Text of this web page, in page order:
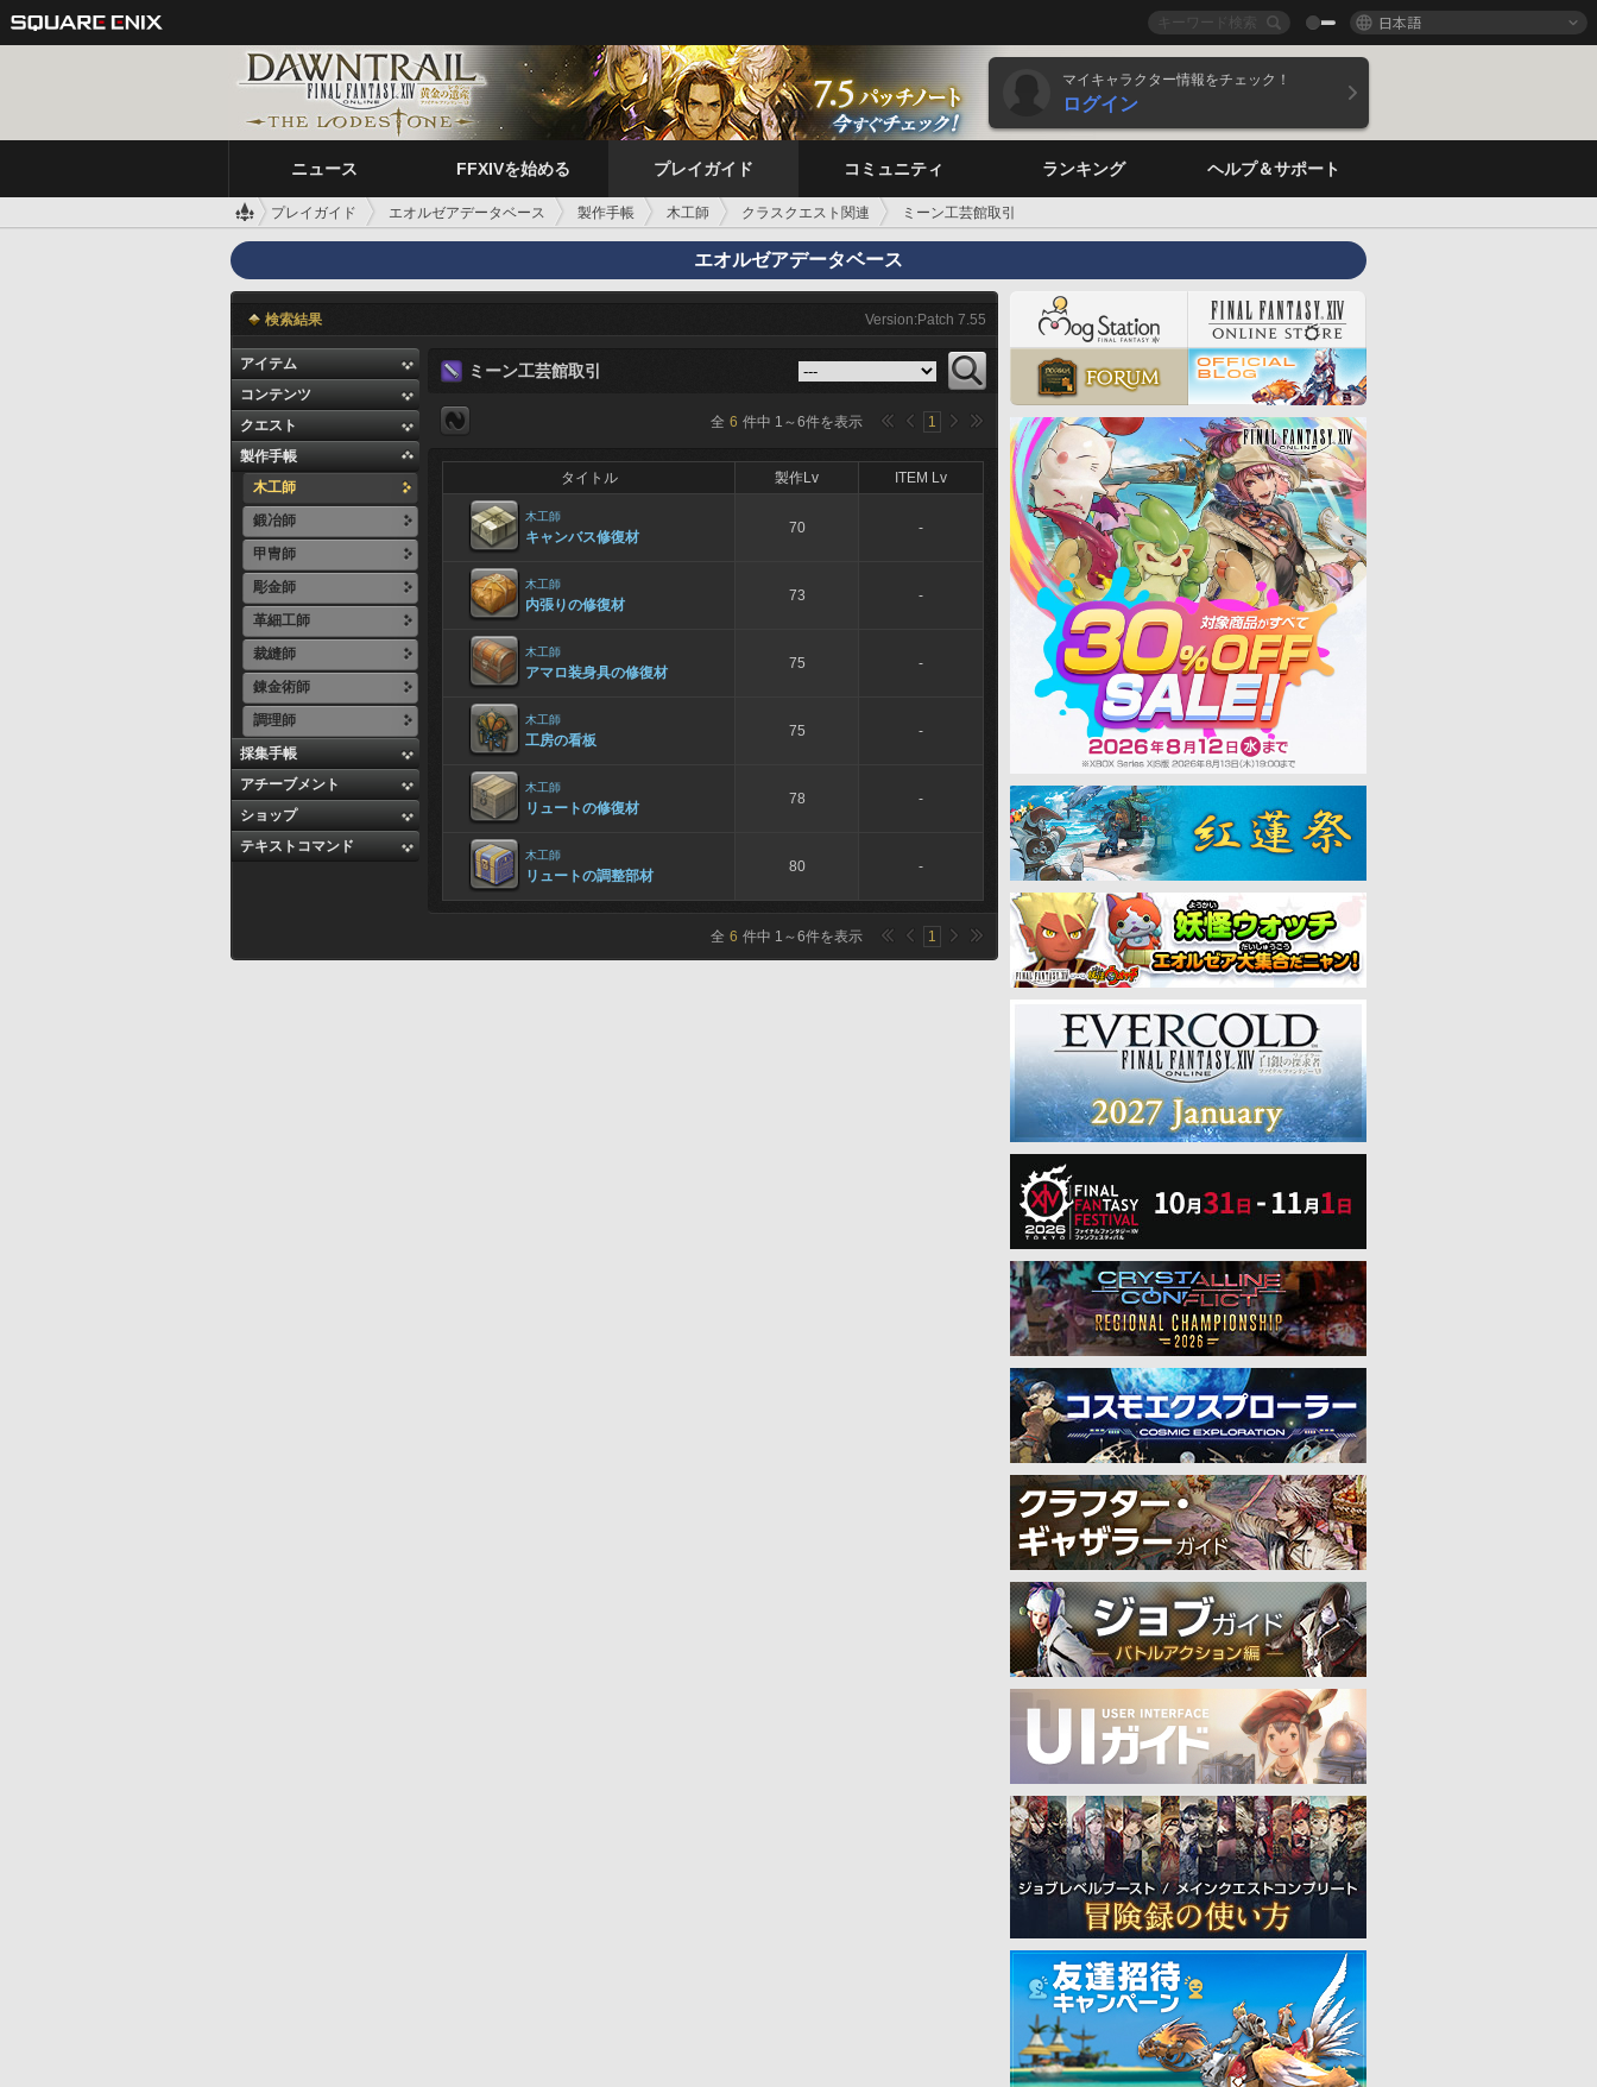
日本語
マイキャラクター情報をチェック！
ログイン
ニュース FFXIVを始める プレイガイド コミュニティ ランキング ヘルプ＆サポート
プレイガイド エオルゼアデータベース 製作手帳 木工師 クラスクエスト関連 ミーン工芸館取引
エオルゼアデータベース
検索結果 Version:Patch 7.55
アイテム
コンテンツ
クエスト
製作手帳
木工師
鍛冶師
甲冑師
彫金師
革細工師
裁縫師
錬金術師
調理師
採集手帳
アチーブメント
ショップ
テキストコマンド
ミーン工芸館取引
全 6 件中 1 ～6件を表示 1
タイトル 製作Lv ITEM Lv
木工師
キャンバス修復材
70 -
木工師
内張りの修復材
73 -
木工師
アマロ装身具の修復材
75 -
木工師
工房の看板
75 -
木工師
リュートの修復材
78 -
木工師
リュートの調整部材
80 -
全 6 件中 1 ～6件を表示 1